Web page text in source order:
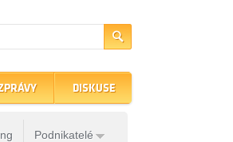
Podnikatelé
DISKUSE